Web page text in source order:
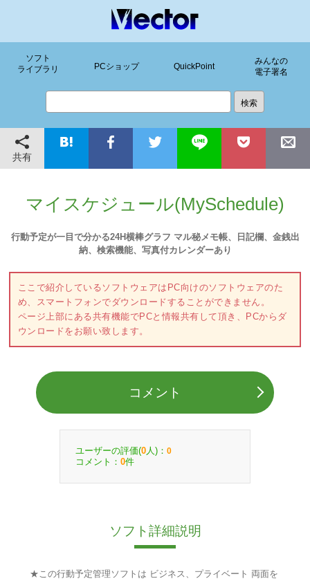
ソフト
ライブラリ
PCショップ QuickPoint
みんなの
電子署名
共有
マイスケジュール(MySchedule)
行動予定が一目で分かる24H横棒グラフ マル秘メモ帳、日記欄、金銭出
納、検索機能、写真付カレンダーあり
ここで紹介しているソフトウェアはPC向けのソフトウェアのた
め、スマートフォンでダウンロードすることができません。
ページ上部にある共有機能でPCと情報共有して頂き、PCからダ
ウンロードをお願い致します。
コメント
ユーザーの評価(0 人)： 0
コメント： 0件
ソフト詳細説明
★この行動予定管理ソフトは ビジネス、プライベート 両面を